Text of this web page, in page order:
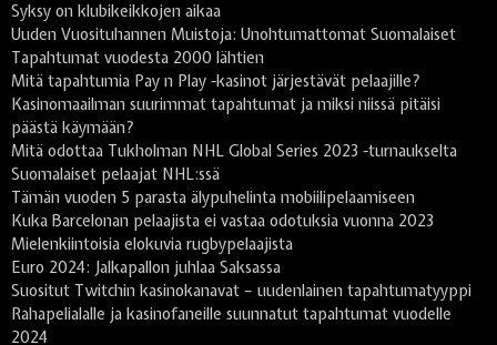
Syksy on klubikeikkojen aikaa
Uuden Vuosituhannen Muistoja: Unohtumattomat Suomalaiset
Tapahtumat vuodesta 2000 lähtien
Mitä tapahtumia Pay n Play -kasinot järjestävät pelaajille?
Kasinomaailman suurimmat tapahtumat ja miksi niissä pitäisi
päästä käymään?
Mitä odottaa Tukholman NHL Global Series 2023 -turnaukselta
Suomalaiset pelaajat NHL:ssä
Tämän vuoden 5 parasta älypuhelinta mobiilipelaamiseen
Kuka Barcelonan pelaajista ei vastaa odotuksia vuonna 2023
Mielenkiintoisia elokuvia rugbypelaajista
Euro 2024: Jalkapallon juhlaa Saksassa
Suositut Twitchin kasinokanavat – uudenlainen tapahtumatyyppi
Rahapelialalle ja kasinofaneille suunnatut tapahtumat vuodelle
2024